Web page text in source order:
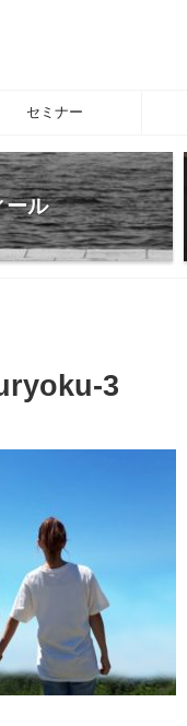
セミナー
ール
3